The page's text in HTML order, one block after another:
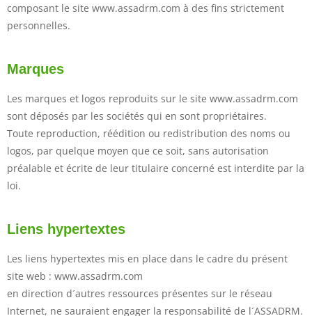
composant le site www.assadrm.com à des fins strictement
personnelles.
Marques
Les marques et logos reproduits sur le site www.assadrm.com
sont déposés par les sociétés qui en sont propriétaires.
Toute reproduction, réédition ou redistribution des noms ou
logos, par quelque moyen que ce soit, sans autorisation
préalable et écrite de leur titulaire concerné est interdite par la
loi.
Liens hypertextes
Les liens hypertextes mis en place dans le cadre du présent
site web : www.assadrm.com
en direction d´autres ressources présentes sur le réseau
Internet, ne sauraient engager la responsabilité de l´ASSADRM.